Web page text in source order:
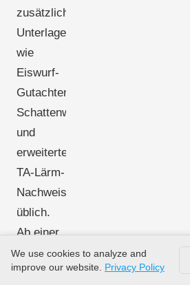
zusätzliche
Unterlagen
wie
Eiswurf-
Gutachten,
Schattenwurfberechnungen
und
erweiterte
TA-Lärm-
Nachweise
üblich.
Ab einer
Nabenhöhe
von50 m
We use cookies to analyze and
improve our website. Privacy Policy